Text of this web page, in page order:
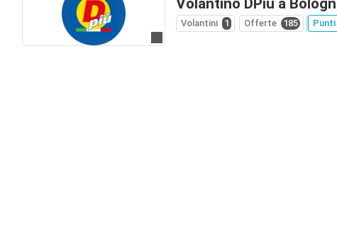
Volantino DPiù a
Volantini 1 Offerte 185